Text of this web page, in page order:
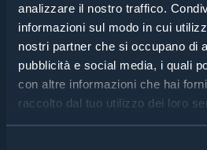
analizzare il nostro traffico.
informazioni sul modo in cui
nostri partner che si occupano di
pubblicità e social media, i quali
con altre informazioni che hai
raccolto dal tuo utilizzo dei loro
MEDICAL
How can you prevent
accidentally ending up in
Read